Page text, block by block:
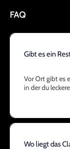
FAQ
Gibt es ein
Vor Ort gibt es
in der du
Wo liegt das